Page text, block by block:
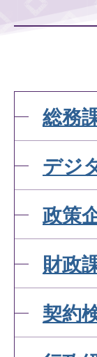
総務
デジ
政策
財政
契約